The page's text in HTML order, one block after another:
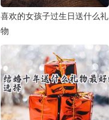
喜欢的女孩子过生日送什么礼
物